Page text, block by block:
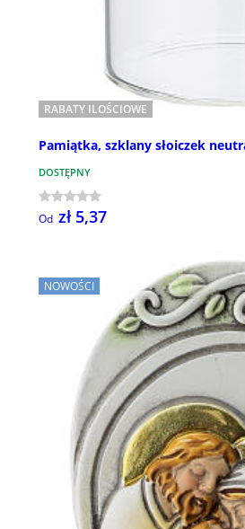
RABATY ILOŚCIOWE
Pamiątka, szklany słoiczek
DOSTĘPNY
Od zł 5,37
NOWOŚCI